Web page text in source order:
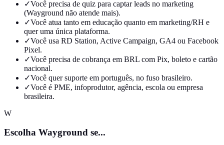
✓Você precisa de quiz para captar leads no marketing
(Wayground não atende mais).
✓Você atua tanto em educação quanto em marketing/RH e
quer uma única plataforma.
✓Você usa RD Station, Active Campaign, GA4 ou Facebook
Pixel.
✓Você precisa de cobrança em BRL com Pix, boleto e cartão
nacional.
✓Você quer suporte em português, no fuso brasileiro.
✓Você é PME, infoprodutor, agência, escola ou empresa
brasileira.
W
Escolha Wayground se...